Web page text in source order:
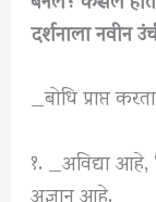
दर्शनाला नवीन
_बोधि प्राप्त
१. _अविद्या आहे,